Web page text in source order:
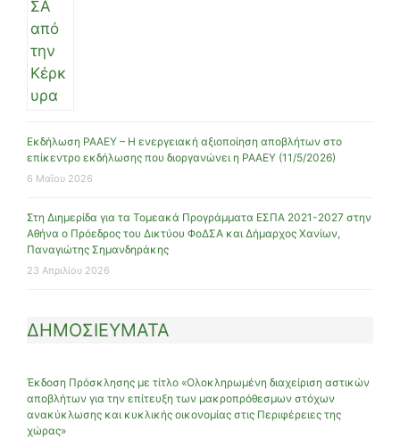
Εκδήλωση ΡΑΑΕΥ – Η ενεργειακή αξιοποίηση αποβλήτων στο
επίκεντρο εκδήλωσης που διοργανώνει η ΡΑΑΕΥ (11/5/2026)
6 Μαΐου 2026
Στη Διημερίδα για τα Τομεακά Προγράμματα ΕΣΠΑ 2021-2027 στην
Αθήνα ο Πρόεδρος του Δικτύου ΦοΔΣΑ και Δήμαρχος Χανίων,
Παναγιώτης Σημανδηράκης
23 Απριλίου 2026
ΔΗΜΟΣΙΕΥΜΑΤΑ
Έκδοση Πρόσκλησης με τίτλο «Ολοκληρωμένη διαχείριση αστικών
αποβλήτων για την επίτευξη των μακροπρόθεσμων στόχων
ανακύκλωσης και κυκλικής οικονομίας στις Περιφέρειες της
χώρας»